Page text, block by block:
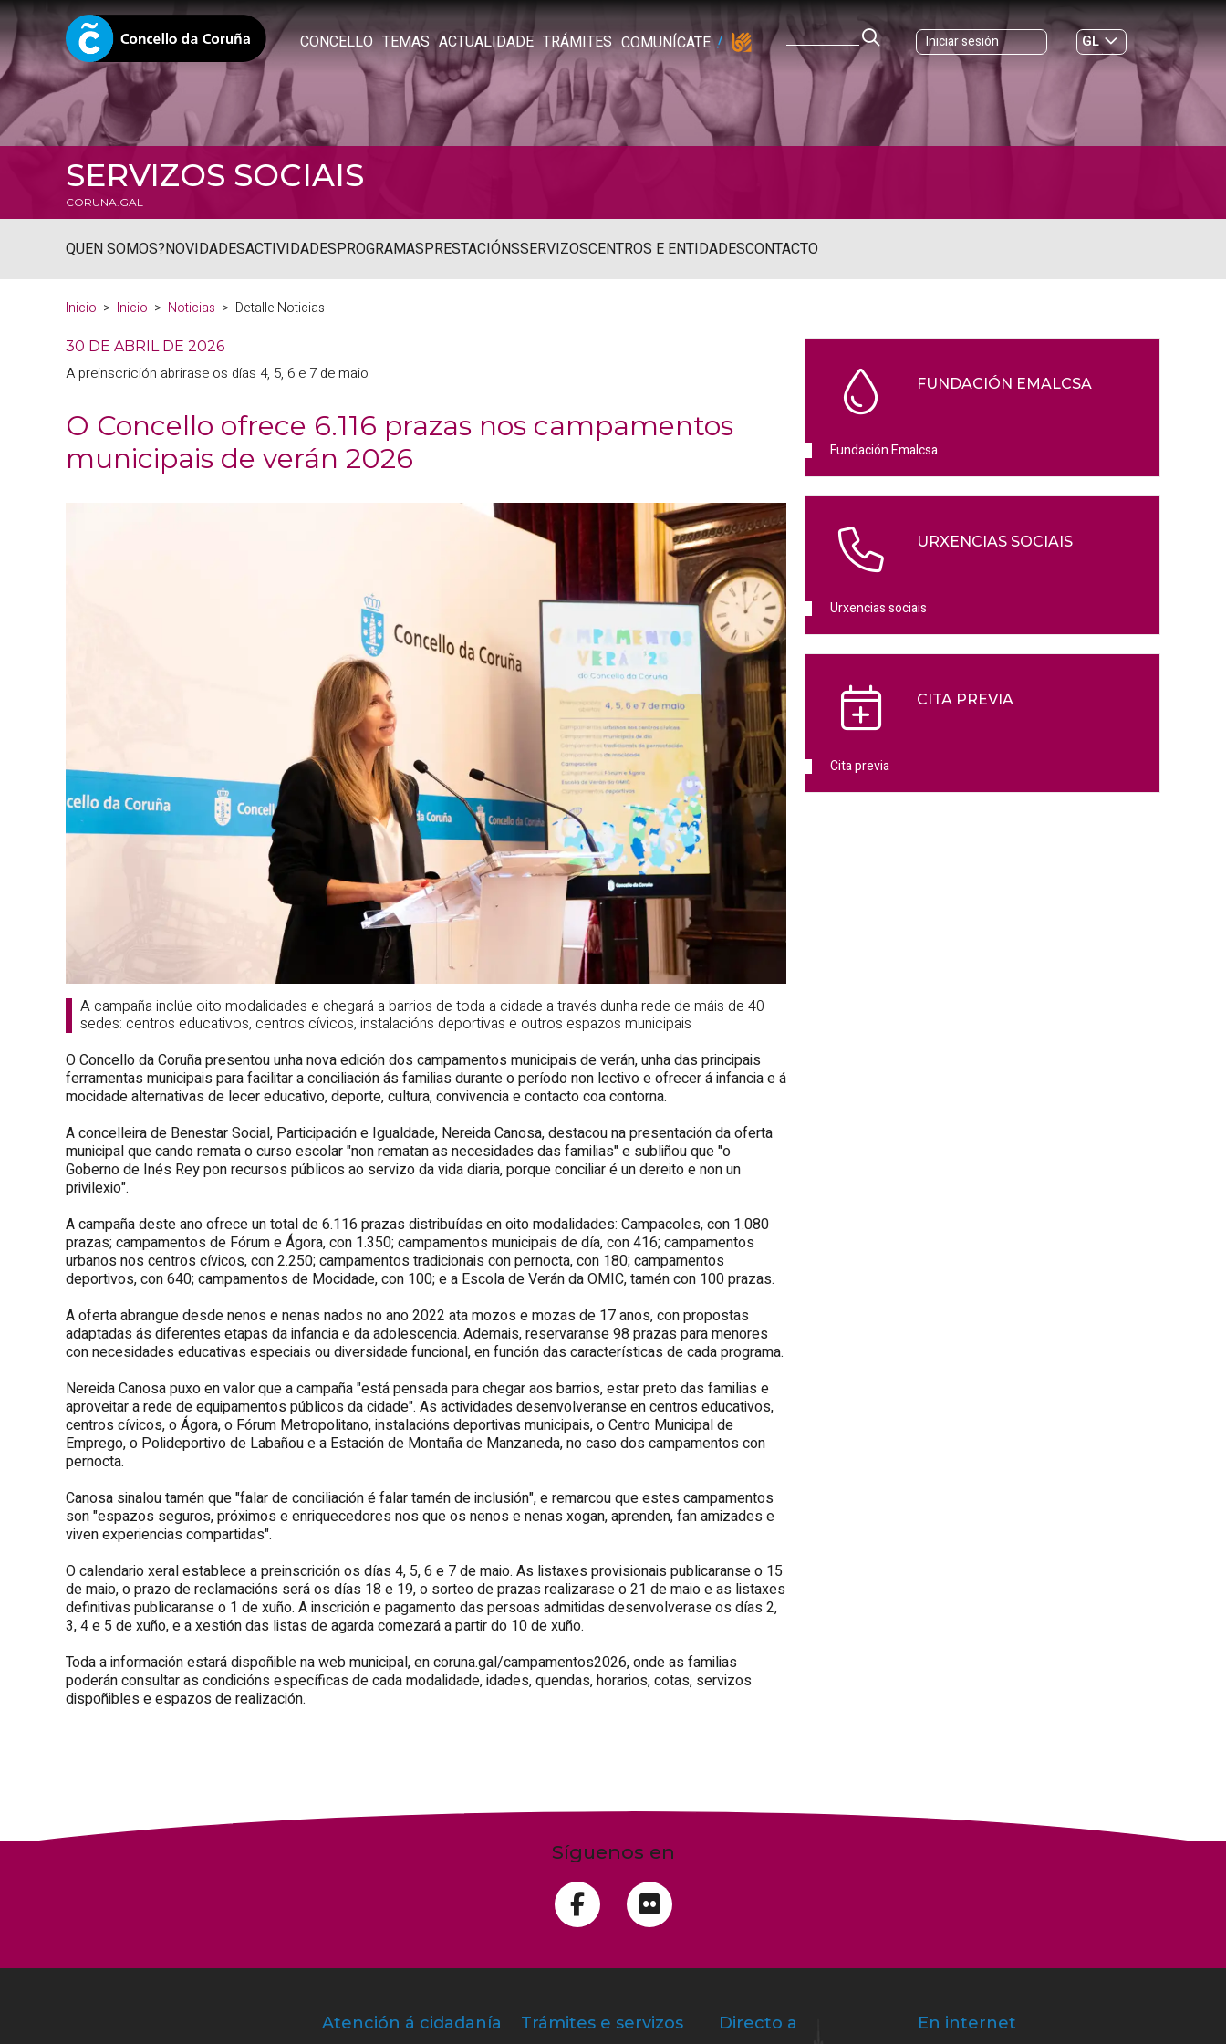
CONCELLO TEMAS ACTUALIDADE TRÁMITES COMUNÍCATE Iniciar sesión
GL
ES|
SERVIZOS SOCIAIS
CORUNA.GAL
QUEN SOMOS?NOVIDADESACTIVIDADESPROGRAMASPRESTACIÓNSSERVIZOSCENTROS E ENTIDADESCONTACTO
Inicio Inicio Noticias Detalle Noticias
30 DE ABRIL DE 2026
A preinscrición abrirase os días 4, 5, 6 e 7 de maio
O Concello ofrece 6.116 prazas nos campamentos
municipais de verán 2026
A campaña inclúe oito modalidades e chegará a barrios de toda a cidade a través dunha rede de máis de 40
sedes: centros educativos, centros cívicos, instalacións deportivas e outros espazos municipais
O Concello da Coruña presentouunha nova edición dos campamentos municipais de verán, unha das principais
ferramentas municipais para facilitar a conciliaciónás familias durante o período non lectivo e ofrecer á infancia e á
mocidade alternativas de lecer educativo, deporte, cultura, convivencia e contacto coa contorna.
Aconcelleira de Benestar Social, Participación e Igualdade, Nereida Canosa, destacou na presentación da oferta
municipalque cando remata o curso escolar"non rematan as necesidades das familias" e subliñou que"o
Gobernode Inés Reypon recursos públicos ao servizo da vida diaria, porque conciliar é un dereito e non un
privilexio".
A campaña deste ano ofrece un total de 6.116 prazas distribuídas en oito modalidades: Campacoles, con 1.080
prazas; campamentos de Fórum e Ágora, con 1.350; campamentos municipais de día, con 416; campamentos
urbanos nos centros cívicos, con 2.250; campamentos tradicionais con pernocta, con 180; campamentos
deportivos, con 640; campamentos de Mocidade, con 100; e a Escola de Verán da OMIC, tamén con 100 prazas.
A oferta abrangue desde nenos e nenas nados no ano 2022 ata mozos e mozas de 17 anos, con propostas
adaptadas ás diferentes etapas da infancia e da adolescencia. Ademais, reservaranse 98 prazas para menores
con necesidades educativas especiais ou diversidade funcional, en función das características de cada programa.
Nereida Canosa puxo en valor que a campaña "está pensada para chegar aos barrios, estar preto das familias e
aproveitar a rede de equipamentos públicos da cidade". As actividades desenvolveranse en centros educativos,
centros cívicos, o Ágora, o Fórum Metropolitano, instalacións deportivas municipais, o Centro Municipal de
Emprego, o Polideportivo de Labañou e a Estación de Montaña de Manzaneda, no caso dos campamentos con
pernocta.
Canosa sinalou tamén que "falar de conciliación é falar tamén de inclusión", e remarcou que estes campamentos
son "espazos seguros, próximos e enriquecedores nos que os nenos e nenas xogan, aprenden, fan amizades e
viven experiencias compartidas".
O calendario xeral establece a preinscrición os días 4, 5, 6 e 7 de maio. As listaxes provisionais publicaranse o 15
de maio, o prazo de reclamacións será os días 18 e 19, o sorteo de prazas realizarase o 21 de maio e as listaxes
definitivas publicaranse o 1 de xuño. A inscrición e pagamento das persoas admitidas desenvolverase os días 2,
3, 4 e 5 de xuño, e a xestión das listas de agarda comezará a partir do 10 de xuño.
Toda a información estará dispoñible na web municipal, en coruna.gal/campamentos2026, onde as familias
poderán consultar as condicións específicas de cada modalidade, idades, quendas, horarios, cotas, servizos
dispoñibles e espazos de realización.
FUNDACIÓN EMALCSA
Fundación Emalcsa
URXENCIAS SOCIAIS
Urxencias sociais
CITA PREVIA
Cita previa
Síguenos en
Atención á cidadanía Trámites e servizos Directo a En internet